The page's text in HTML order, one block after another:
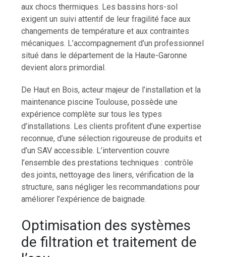
aux chocs thermiques. Les bassins hors-sol
exigent un suivi attentif de leur fragilité face aux
changements de température et aux contraintes
mécaniques. L’accompagnement d’un professionnel
situé dans le département de la Haute-Garonne
devient alors primordial.
De Haut en Bois, acteur majeur de l’installation et la
maintenance piscine Toulouse, possède une
expérience complète sur tous les types
d’installations. Les clients profitent d’une expertise
reconnue, d’une sélection rigoureuse de produits et
d’un SAV accessible. L’intervention couvre
l’ensemble des prestations techniques : contrôle
des joints, nettoyage des liners, vérification de la
structure, sans négliger les recommandations pour
améliorer l’expérience de baignade.
Optimisation des systèmes
de filtration et traitement de